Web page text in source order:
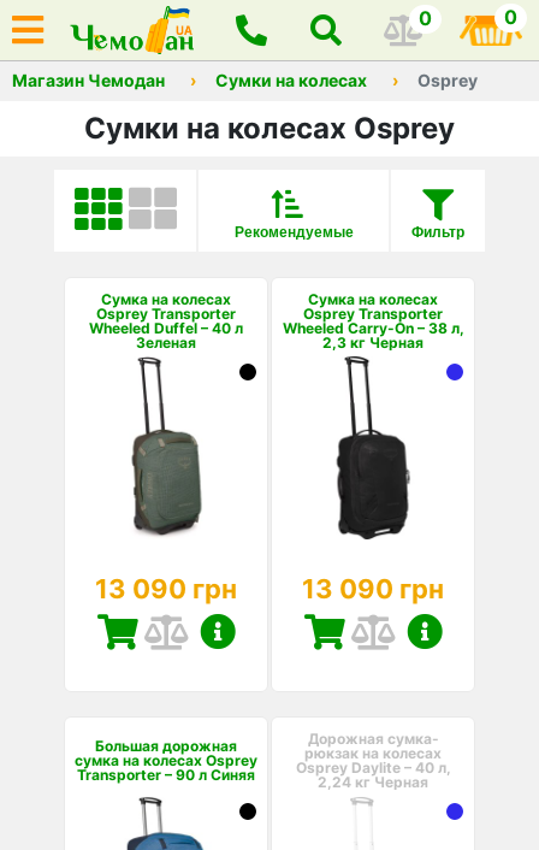
0 0
Магазин Чемодан Сумки на колесах Osprey
Сумки на колесах Osprey
Фильтр
Рекомендуемые
Сумка на колесах
Osprey Transporter
Wheeled Duffel – 40 л
Зеленая
13 090 грн
Сумка на колесах
Osprey Transporter
Wheeled Carry-On – 38 л,
2,3 кг Черная
13 090 грн
Большая дорожная
сумка на колесах Osprey
Transporter – 90 л Синяя
Дорожная сумка-
рюкзак на колесах
Osprey Daylite – 40 л,
2,24 кг Черная